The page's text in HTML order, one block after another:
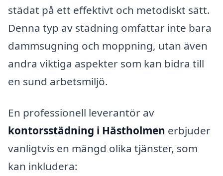
städat på ett effektivt och metodiskt sätt.
Denna typ av städning omfattar inte bara
dammsugning och moppning, utan även
andra viktiga aspekter som kan bidra till
en sund arbetsmiljö.
En professionell leverantör av
kontorsstädning i Hästholmen erbjuder
vanligtvis en mängd olika tjänster, som
kan inkludera: